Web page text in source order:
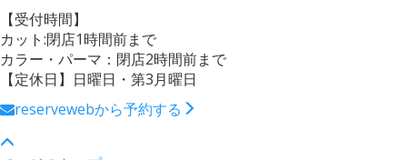
【受付時間】
カット:閉店1時間前まで
カラー・パーマ：閉店2時間前まで
【定休日】日曜日・第3月曜日
reservewebから予約する